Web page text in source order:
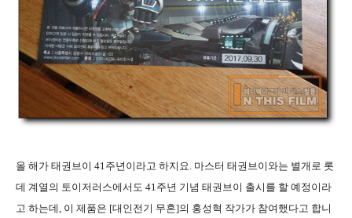
올 해가 태권브이 41주년이라고 하지요. 마스터 태권브이와는 별개로 롯
데 계열의 토이저러스에서도 41주년 기념 태권브이 출시를 할 예정이라
고 하는데, 이 제품은 [대인전기 무혼]의 홍성혁 작가가 참여했다고 합니